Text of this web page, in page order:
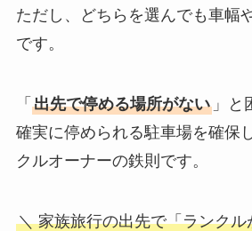
ただし、どちらを選んでも車幅
です。
「 出先で停める場所がない」と
確実に停められる駐車場を確保
クルオーナーの鉄則です。
＼ 家族旅行の出先で「ランクル